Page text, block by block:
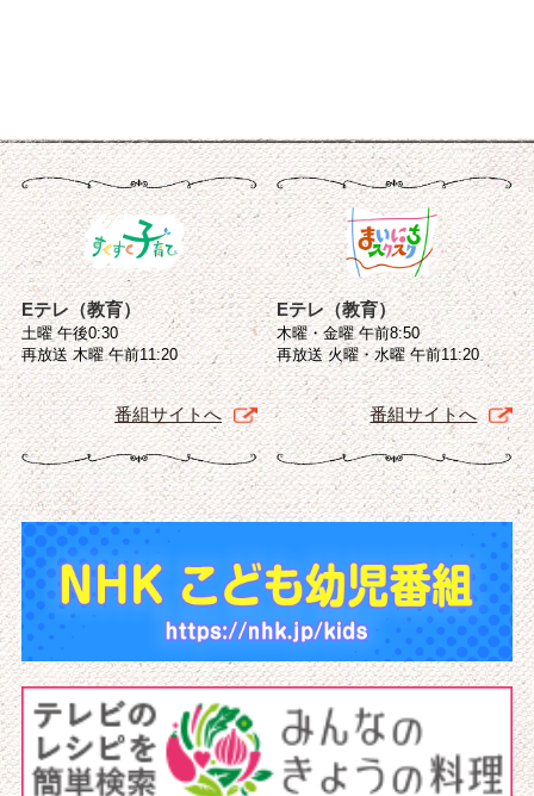
Eテレ（教育）
土曜 午後0:30
再放送 木曜 午前11:20
番組サイトへ
Eテレ（教育）
木曜・金曜 午前8:50
再放送 火曜・水曜 午前11:20
番組サイトへ